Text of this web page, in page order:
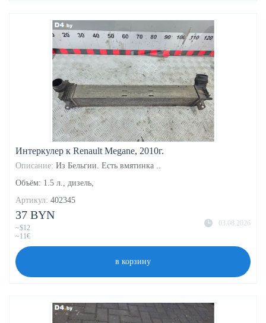
Интеркулер к Renault Megane, 2010г.
Описание: Из Бельгии. Есть вмятинка ..
Объём: 1.5 л., дизель,
Артикул: 402345
03.08.2026
37 BYN
~$12
~11€
в корзину